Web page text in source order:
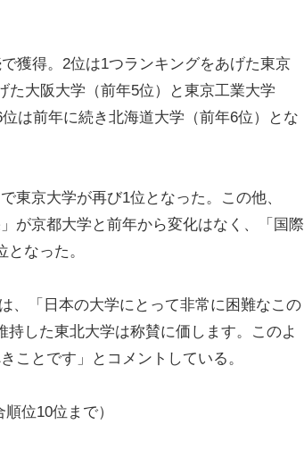
獲得。2位は1つランキングをあげた東京
た大阪大学（前年5位）と東京工業大学
は前年に続き北海道大学（前年6位）とな
京大学が再び1位となった。この他、
が京都大学と前年から変化はなく、「国際
なった。
、「日本の大学にとって非常に困難なこの
した東北大学は称賛に価します。このよ
ことです」とコメントしている。
位10位まで）